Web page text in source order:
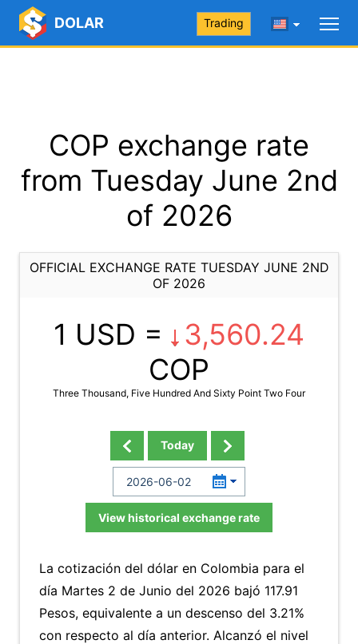
DOLAR Trading
COP exchange rate
from Tuesday June 2nd
of 2026
OFFICIAL EXCHANGE RATE TUESDAY JUNE 2ND
OF 2026
1 USD =
3,560.24
COP
Three Thousand, Five Hundred And Sixty Point Two Four
Today
View historical exchange rate
La cotización del dólar en Colombia para el
día Martes 2 de Junio del 2026 bajó 117.91
Pesos, equivalente a un descenso del 3.21%
con respecto al día anterior. Alcanzó el nivel